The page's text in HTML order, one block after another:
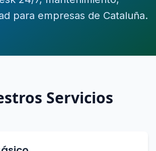
para empresas de Cataluña.
Servicios